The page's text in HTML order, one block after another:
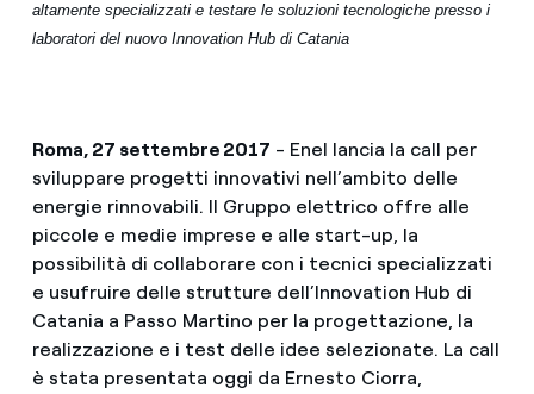
altamente specializzati e testare le soluzioni tecnologiche presso i
laboratori del nuovo Innovation Hub di Catania
Roma, 27 settembre 2017 - Enel lancia la call per
sviluppare progetti innovativi nell’ambito delle
energie rinnovabili. Il Gruppo elettrico offre alle
piccole e medie imprese e alle start-up, la
possibilità di collaborare con i tecnici specializzati
e usufruire delle strutture dell’Innovation Hub di
Catania a Passo Martino per la progettazione, la
realizzazione e i test delle idee selezionate. La call
è stata presentata oggi da Ernesto Ciorra,